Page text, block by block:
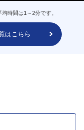
時間は1～2分です。
はこちら